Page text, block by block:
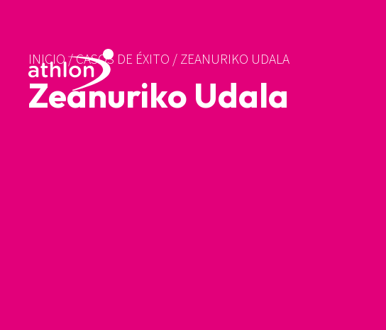
INICIO/CASOS DE ÉXITO/ZEANURIKO UDALA
Zeanuriko Udala